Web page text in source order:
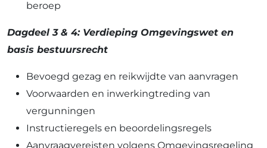
beroep
Dagdeel 3 & 4: Verdieping Omgevingswet en
basis bestuursrecht
Bevoegd gezag en reikwijdte van aanvragen
Voorwaarden en inwerkingtreding van
vergunningen
Instructieregels en beoordelingsregels
Aanvraagvereisten volgens Omgevingsregeling